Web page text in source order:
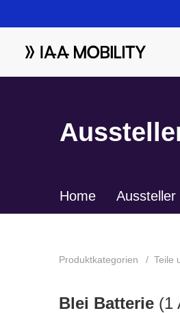
Home Aussteller
Produktkategorien Teile
Blei Batterie (1